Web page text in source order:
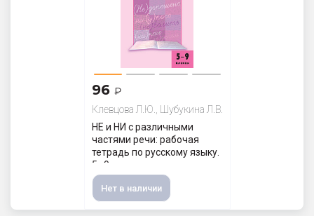
96 ₽
Клевцова Л.Ю., Шубукина Л.В.
НЕ и НИ с различными
частями речи: рабочая
тетрадь по русскому языку.
5–9 классы
Нет в наличии